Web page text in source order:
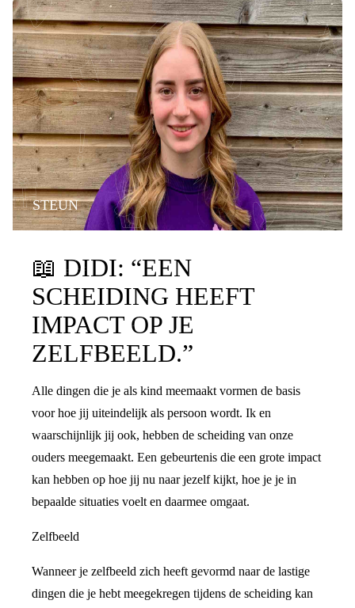
STEUN
📖 DIDI: “EEN
SCHEIDING HEEFT
IMPACT OP JE
ZELFBEELD.”
Alle dingen die je als kind meemaakt vormen de basis
voor hoe jij uiteindelijk als persoon wordt. Ik en
waarschijnlijk jij ook, hebben de scheiding van onze
ouders meegemaakt. Een gebeurtenis die een grote impact
kan hebben op hoe jij nu naar jezelf kijkt, hoe je je in
bepaalde situaties voelt en daarmee omgaat.
Zelfbeeld
Wanneer je zelfbeeld zich heeft gevormd naar de lastige
dingen die je hebt meegekregen tijdens de scheiding kan